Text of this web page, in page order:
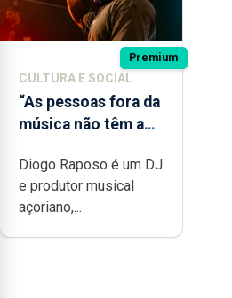
Premium
CULTURA E SOCIAL
“As pessoas fora da
música não têm a
difícil é produzir
uma música”
Diogo Raposo é um DJ
e produtor musical
açoriano,...